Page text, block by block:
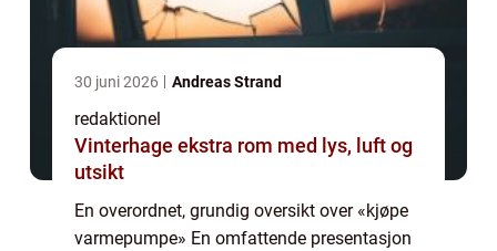
30 juni 2026 Andreas Strand
redaktionel
Vinterhage ekstra rom med lys, luft og
utsikt
En overordnet, grundig oversikt over «kjøpe
varmepumpe» En omfattende presentasjon